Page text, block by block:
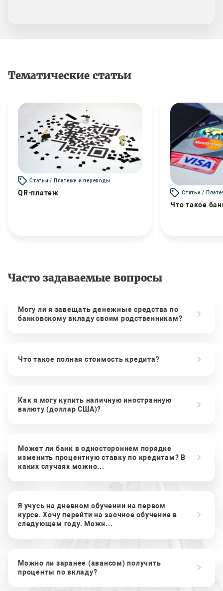
Тематические статьи
Статьи / Платежи и переводы
QR-платеж Статьи /
Что такое
Часто задаваемые вопросы
Могу ли я завещать денежные средства по
банковскому вкладу своим родственникам?
Что такое полная стоимость кредита?
Как я могу купить наличную иностранную
валюту (доллар США)?
Может ли банк в одностороннем порядке
изменить процентную ставку по кредитам? В
каких случаях можно...
Я учусь на дневном обучении на первом
курсе. Хочу перейти на заочное обучение в
следующем году. Можн...
Можно ли заранее (авансом) получить
проценты по вкладу?